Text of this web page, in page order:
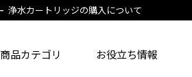
商品カテゴリ お役立ち情報
浄水カートリッジの購入について